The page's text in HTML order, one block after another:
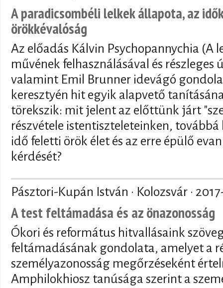
A paradicsombéli lelkek állapota, az
örökkévalóság
Az előadás Kálvin Psychopannychia (A
művének felhasználásával és részleges
valamint Emil Brunner idevágó
keresztyén hit egyik alapvető
törekszik: mit jelent az előttünk járt
részvétele istentiszteleteinken,
idő feletti örök élet és az erre épülő
kérdését?
Pásztori-Kupán István · Kolozsvár ·
A test feltámadása és az önazonosság
Ókori és református hitvallásaink
feltámadásának gondolata, amelyet a
személyazonosság megőrzéseként
Amphilokhiosz tanúsága szerint a